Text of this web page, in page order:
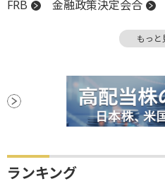
FRB
金融政策決定会合
もっと
ランキング